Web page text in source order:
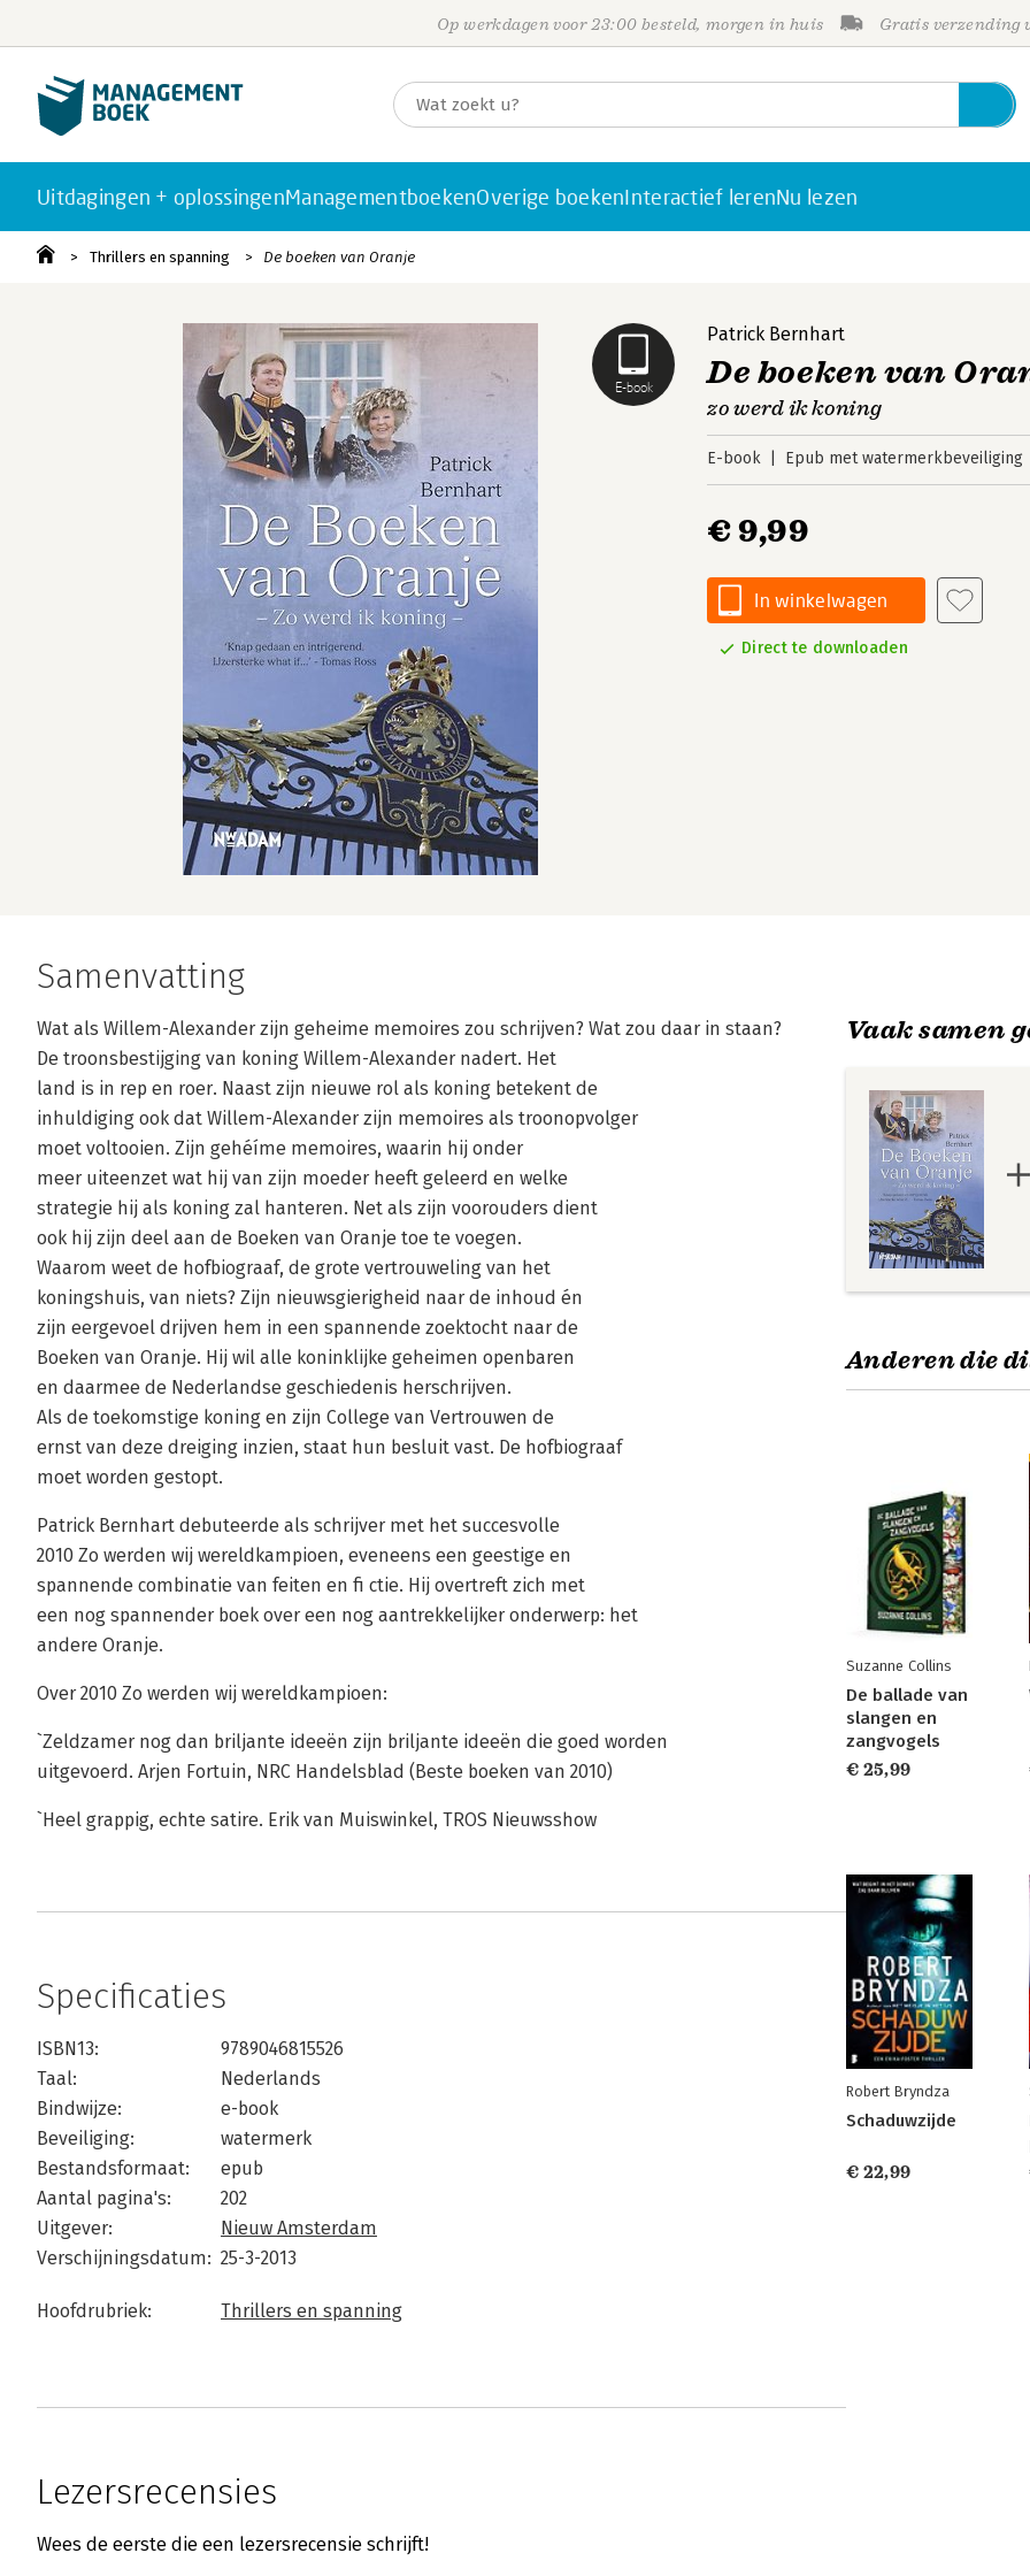
Op werkdagen voor 23:00 besteld, morgen in huis Gratis verzending
Uitdagingen + oplossingenManagementboekenOverige boekenInteractief lerenNu lezen
Thrillers en spanning De boeken van Oranje
E-book
Patrick Bernhart
De boeken van
zo werd ik koning
E-book Epub met watermerkbeveiliging
€ 9,99
In winkelwagen
Direct te downloaden
Samenvatting
Wat als Willem-Alexander zijn geheime memoires zou schrijven? Wat zou daar in staan?
De troonsbestijging van koning Willem-Alexander nadert. Het
land is in rep en roer. Naast zijn nieuwe rol als koning betekent de
inhuldiging ook dat Willem-Alexander zijn memoires als troonopvolger
moet voltooien. Zijn gehéíme memoires, waarin hij onder
meer uiteenzet wat hij van zijn moeder heeft geleerd en welke
strategie hij als koning zal hanteren. Net als zijn voorouders dient
ook hij zijn deel aan de Boeken van Oranje toe te voegen.
Waarom weet de hofbiograaf, de grote vertrouweling van het
koningshuis, van niets? Zijn nieuwsgierigheid naar de inhoud én
zijn eergevoel drijven hem in een spannende zoektocht naar de
Boeken van Oranje. Hij wil alle koninklijke geheimen openbaren
en daarmee de Nederlandse geschiedenis herschrijven.
Als de toekomstige koning en zijn College van Vertrouwen de
ernst van deze dreiging inzien, staat hun besluit vast. De hofbiograaf
moet worden gestopt.
Patrick Bernhart debuteerde als schrijver met het succesvolle
2010 Zo werden wij wereldkampioen, eveneens een geestige en
spannende combinatie van feiten en fi ctie. Hij overtreft zich met
een nog spannender boek over een nog aantrekkelijker onderwerp: het
andere Oranje.
Over 2010 Zo werden wij wereldkampioen:
`Zeldzamer nog dan briljante ideeën zijn briljante ideeën die goed worden
uitgevoerd. Arjen Fortuin, NRC Handelsblad (Beste boeken van 2010)
`Heel grappig, echte satire. Erik van Muiswinkel, TROS Nieuwsshow
Specificaties
ISBN13:
9789046815526
Taal:
Nederlands
Bindwijze:
e-book
Beveiliging:
watermerk
Bestandsformaat:
epub
Aantal pagina's:
202
Uitgever:
Nieuw Amsterdam
Verschijningsdatum: 25-3-2013
Hoofdrubriek: Thrillers en spanning
Lezersrecensies
Wees de eerste die een lezersrecensie schrijft!
Vaak samen
Anderen die
Suzanne Collins
De ballade van
slangen en
zangvogels
€ 25,99
Robert Bryndza
Schaduwzijde
€ 22,99